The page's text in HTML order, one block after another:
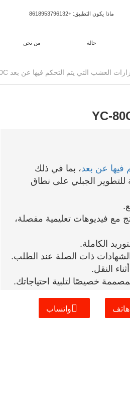
حالة من نحن
ماذا يكون التطبيق: +8618953796132
فيها عن بعد، بما في ذلك
للتطوير الجبلي على نطاق
مع فيديوهات تعليمية مفصلة،
الكاملة.
الشهادات ذات الصلة عند الطلب.
النقل.
خصيصًا لتلبية احتياجاتك.
هاتف واتساب